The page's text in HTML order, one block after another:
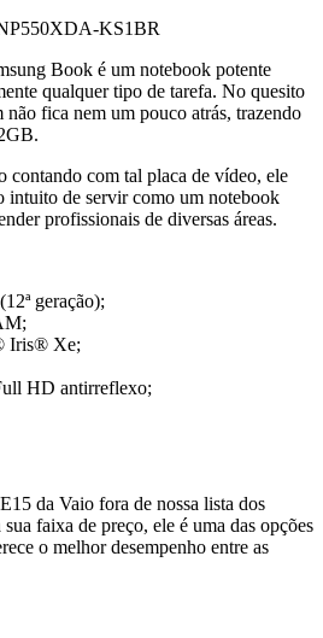
KS1BR
Book é um notebook potente
qualquer tipo de tarefa. No quesito
não fica nem um pouco atrás, trazendo
contando com tal placa de vídeo, ele
intuito de servir como um notebook
profissionais de diversas áreas.
geração);
Iris® Xe;
HD antirreflexo;
da Vaio fora de nossa lista dos
faixa de preço, ele é uma das opções
o melhor desempenho entre as